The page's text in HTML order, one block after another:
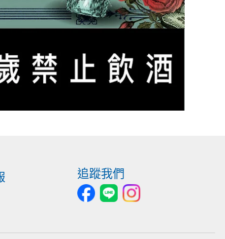
追蹤我們